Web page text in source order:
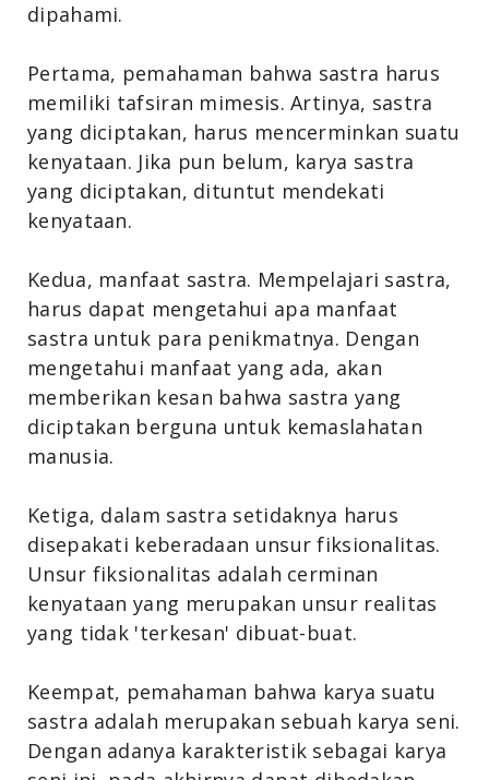
dipahami.
Pertama, pemahaman bahwa sastra harus
memiliki tafsiran mimesis. Artinya, sastra
yang diciptakan, harus mencerminkan suatu
kenyataan. Jika pun belum, karya sastra
yang diciptakan, dituntut mendekati
kenyataan.
Kedua, manfaat sastra. Mempelajari sastra,
harus dapat mengetahui apa manfaat
sastra untuk para penikmatnya. Dengan
mengetahui manfaat yang ada, akan
memberikan kesan bahwa sastra yang
diciptakan berguna untuk kemaslahatan
manusia.
Ketiga, dalam sastra setidaknya harus
disepakati keberadaan unsur fiksionalitas.
Unsur fiksionalitas adalah cerminan
kenyataan yang merupakan unsur realitas
yang tidak 'terkesan' dibuat-buat.
Keempat, pemahaman bahwa karya suatu
sastra adalah merupakan sebuah karya seni.
Dengan adanya karakteristik sebagai karya